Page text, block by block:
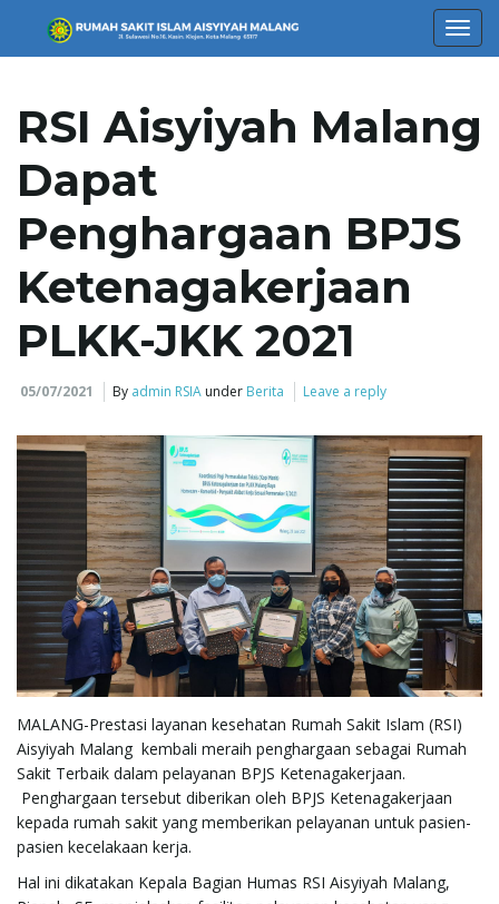
l
e
n
a
v
RSI Aisyiyah Malang
Dapat
Penghargaan BPJS
Ketenagakerjaan
PLKK-JKK 2021
05/07/2021 By admin RSIA under Berita Leave a reply
MALANG-Prestasi layanan kesehatan Rumah Sakit Islam (RSI)
Aisyiyah Malang kembali meraih penghargaan sebagai Rumah
Sakit Terbaik dalam pelayanan BPJS Ketenagakerjaan.
Penghargaan tersebut diberikan oleh BPJS Ketenagakerjaan
kepada rumah sakit yang memberikan pelayanan untuk pasien-
pasien kecelakaan kerja.
Hal ini dikatakan Kepala Bagian Humas RSI Aisyiyah Malang,